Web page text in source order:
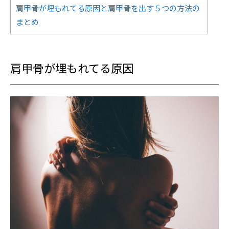
肩甲骨が埋もれてる原因と肩甲骨を出す５つの方法の
まとめ
肩甲骨が埋もれてる原因